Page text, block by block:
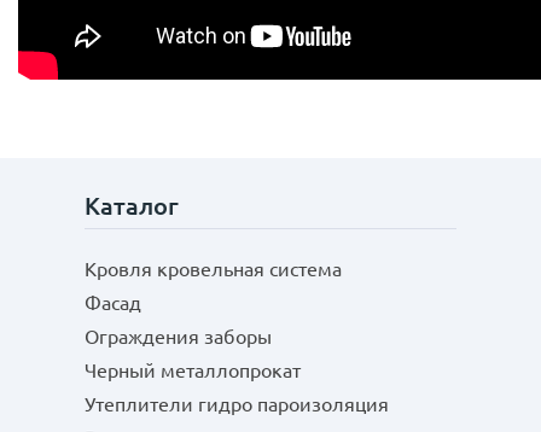
Каталог
Кровля кровельная система
Фасад
Ограждения заборы
Черный металлопрокат
Утеплители гидро пароизоляция